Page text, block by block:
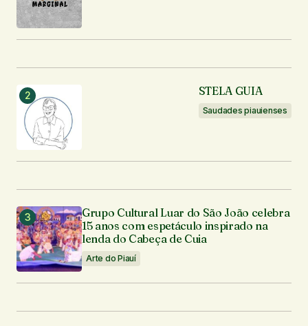
Seu nome*
Seu e-mail
Enviar comentário
STELA GUIA
Saudades piauienses
Grupo Cultural Luar do São João celebra
15 anos com espetáculo inspirado na
lenda do Cabeça de Cuia
Arte do Piauí